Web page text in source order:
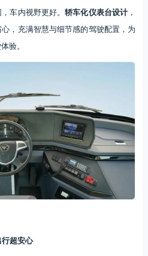
车内视野更好。轿车化仪表台设计，
，充满智慧与细节感的驾驶配置，为
验。
超安心